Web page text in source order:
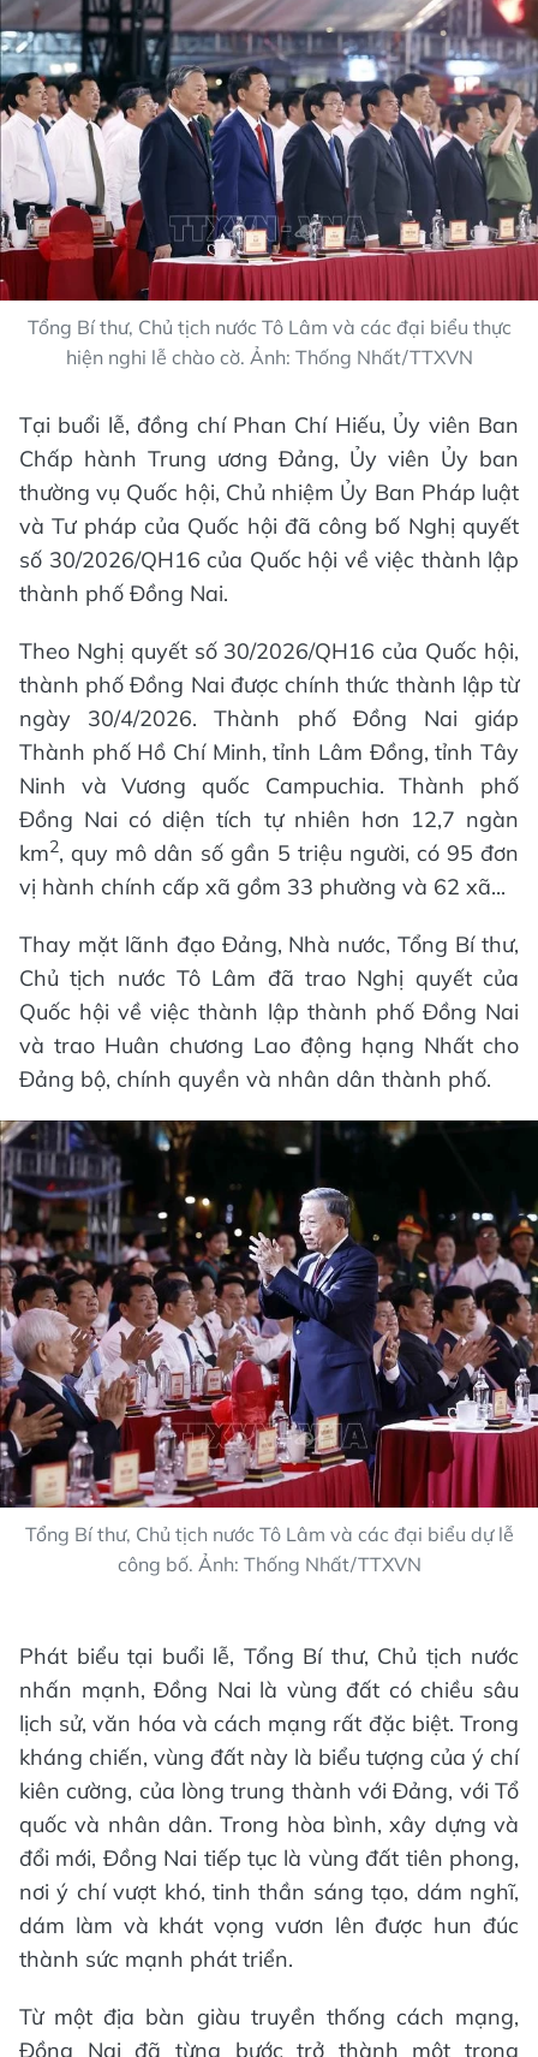
Tổng Bí thư, Chủ tịch nước Tô Lâm và các đại biểu thực
hiện nghi lễ chào cờ. Ảnh: Thống Nhất/TTXVN
Tại buổi lễ, đồng chí Phan Chí Hiếu, Ủy viên Ban
Chấp hành Trung ương Đảng, Ủy viên Ủy ban
thường vụ Quốc hội, Chủ nhiệm Ủy Ban Pháp luật
và Tư pháp của Quốc hội đã công bố Nghị quyết
số 30/2026/QH16 của Quốc hội về việc thành lập
thành phố Đồng Nai.
Theo Nghị quyết số 30/2026/QH16 của Quốc hội,
thành phố Đồng Nai được chính thức thành lập từ
ngày 30/4/2026. Thành phố Đồng Nai giáp
Thành phố Hồ Chí Minh, tỉnh Lâm Đồng, tỉnh Tây
Ninh và Vương quốc Campuchia. Thành phố
Đồng Nai có diện tích tự nhiên hơn 12,7 ngàn
km2, quy mô dân số gần 5 triệu người, có 95 đơn
vị hành chính cấp xã gồm 33 phường và 62 xã...
Thay mặt lãnh đạo Đảng, Nhà nước, Tổng Bí thư,
Chủ tịch nước Tô Lâm đã trao Nghị quyết của
Quốc hội về việc thành lập thành phố Đồng Nai
và trao Huân chương Lao động hạng Nhất cho
Đảng bộ, chính quyền và nhân dân thành phố.
Tổng Bí thư, Chủ tịch nước Tô Lâm và các đại biểu dự lễ
công bố. Ảnh: Thống Nhất/TTXVN
Phát biểu tại buổi lễ, Tổng Bí thư, Chủ tịch nước
nhấn mạnh, Đồng Nai là vùng đất có chiều sâu
lịch sử, văn hóa và cách mạng rất đặc biệt. Trong
kháng chiến, vùng đất này là biểu tượng của ý chí
kiên cường, của lòng trung thành với Đảng, với Tổ
quốc và nhân dân. Trong hòa bình, xây dựng và
đổi mới, Đồng Nai tiếp tục là vùng đất tiên phong,
nơi ý chí vượt khó, tinh thần sáng tạo, dám nghĩ,
dám làm và khát vọng vươn lên được hun đúc
thành sức mạnh phát triển.
Từ một địa bàn giàu truyền thống cách mạng,
Đồng Nai đã từng bước trở thành một trong